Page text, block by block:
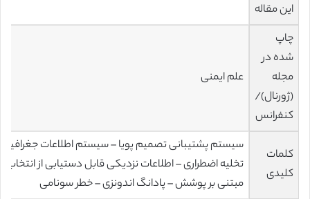
این مقاله
چاپ
شده در
مجله
(ژورنال)/
کنفرانس
علم ایمنی
کلمات
کلیدی
تخلیه اضطراری – اطلاعات نزدیکی قابل دستیابی از
مبتنی بر پوشش – پادانگ اندونزی – خطر سونامی